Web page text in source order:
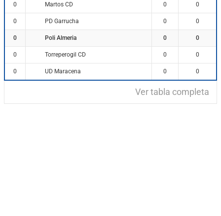
0 Martos CD 0 0
0 PD Garrucha 0 0
0 Poli Almeria 0 0
0 Torreperogil CD 0 0
0 UD Maracena 0 0
Ver tabla completa